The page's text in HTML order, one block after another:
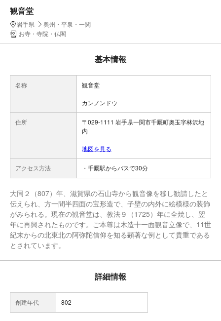
観音堂
岩手県
奥州・平泉・一関
お寺・寺院・仏閣
基本情報
名称 観音堂
カンノンドウ
住所
〒029-1111 岩手県一関市千厩町奥玉字林沢地
内
地図を見る
アクセス方法 ・千厩駅からバスで30分
大同２（807）年、滋賀県の石山寺から観音像を移し勧請したと
伝えられ、方一間半四面の宝形造で、子壁の内外に絵模様の装飾
がみられる。現在の観音堂は、教法９（1725）年に全焼し、翌
年に再興されたものです。ご本尊は木造十一面観音立像で、11世
紀末からの北東北の阿弥陀信仰を知る顕著な例として貴重である
とされています。
詳細情報
創建年代 802